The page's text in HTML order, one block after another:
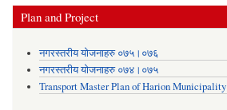
Plan and Project
नगरस्तरीय योजनाहरु ०७५।०७६
नगरस्तरीय योजनाहरु ०७४।०७५
Transport Master Plan of Harion Municipality